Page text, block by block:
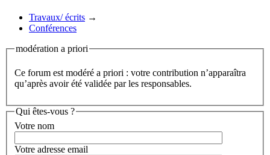
Travaux/ écrits →
Conférences
modération a priori
Ce forum est modéré a priori : votre contribution n’apparaîtra
qu’après avoir été validée par les responsables.
Qui êtes-vous ?
Votre nom
Votre adresse email